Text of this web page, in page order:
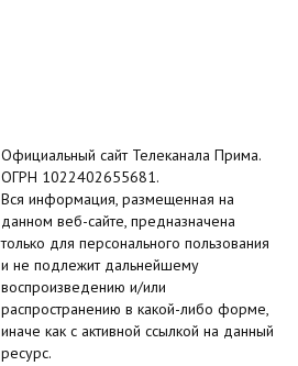
Официальный сайт Телеканала Прима.
ОГРН 1022402655681.
Вся информация, размещенная на
данном веб-сайте, предназначена
только для персонального пользования
и не подлежит дальнейшему
воспроизведению и/или
распространению в какой-либо форме,
иначе как с активной ссылкой на данный
ресурс.